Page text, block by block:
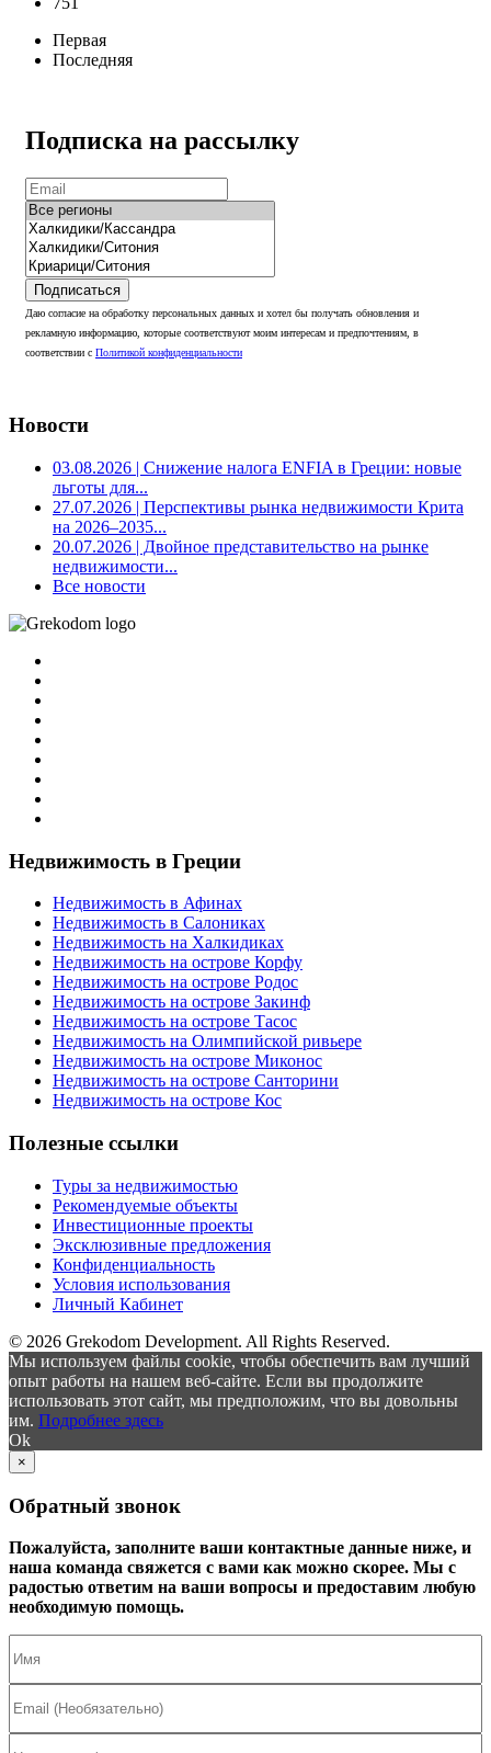
Первая
Последняя
Подписка на рассылку
Подписаться
Даю согласие на обработку персональных данных и хотел бы получать обновления и
рекламную информацию, которые соответствуют моим интересам и предпочтениям, в
соответствии с Политикой конфиденциальности
Новости
03.08.2026 | Снижение налога ENFIA в Греции: новые
льготы для...
27.07.2026 | Перспективы рынка недвижимости Крита
на 2026–2035...
20.07.2026 | Двойное представительство на рынке
недвижимости...
Все новости
Недвижимость в Греции
Недвижимость в Афинах
Недвижимость в Салониках
Недвижимость на Халкидиках
Недвижимость на острове Корфу
Недвижимость на острове Родос
Недвижимость на острове Закинф
Недвижимость на острове Тасос
Недвижимость на Олимпийской ривьере
Недвижимость на острове Миконос
Недвижимость на острове Санторини
Недвижимость на острове Кос
Полезные ссылки
Туры за недвижимостью
Рекомендуемые объекты
Инвестиционные проекты
Эксклюзивные предложения
Конфиденциальность
Условия использования
Личный Кабинет
© 2026 Grekodom Development. All Rights Reserved.
Мы используем файлы cookie, чтобы обеспечить вам лучший
опыт работы на нашем веб-сайте. Если вы продолжите
использовать этот сайт, мы предположим, что вы довольны
им. Подробнее здесь
Ok
×
Обратный звонок
Пожалуйста, заполните ваши контактные данные ниже, и
наша команда свяжется с вами как можно скорее. Мы с
радостью ответим на ваши вопросы и предоставим любую
необходимую помощь.